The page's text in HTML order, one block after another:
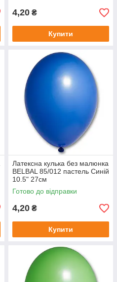
4,20 ₴
Купити
Латексна кулька без малюнка
BELBAL 85/012 пастель Синій
10.5" 27см
Готово до відправки
4,20 ₴
Купити